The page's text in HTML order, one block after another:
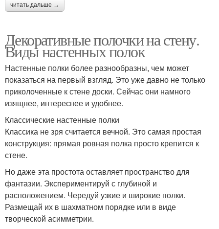
читать дальше →
Декоративные полочки на стену.
Виды настенных полок
Настенные полки более разнообразны, чем может
показаться на первый взгляд. Это уже давно не только
приколоченные к стене доски. Сейчас они намного
изящнее, интереснее и удобнее.
Классические настенные полки
Классика не зря считается вечной. Это самая простая
конструкция: прямая ровная полка просто крепится к
стене.
Но даже эта простота оставляет пространство для
фантазии. Экспериментируй с глубиной и
расположением. Чередуй узкие и широкие полки.
Размещай их в шахматном порядке или в виде
творческой асимметрии.